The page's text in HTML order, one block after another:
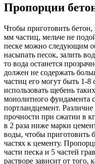
Пропорции
Чтобы приготовить бетон,
мм частиц, мельче не
песке можно следующим
насыпать песок, залить
то вода останется
должен не содержать
частиц его могут быть 1-
использовать щебень
монолитного фундамента
портландцемент.
прочности при сжатии в
в 2 раза ниже марки
воды, чтобы приготовить
частях к цементу.
части песка и 5 частей
растворе зависит от